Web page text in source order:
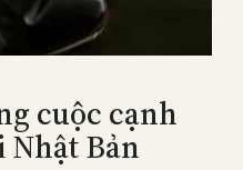
cuộc cạnh
Bản